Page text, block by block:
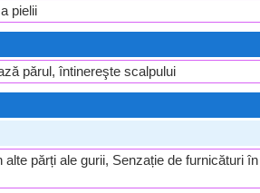
pielii
părul, întinereşte scalpului
părți ale gurii, Senzație de furnicături în